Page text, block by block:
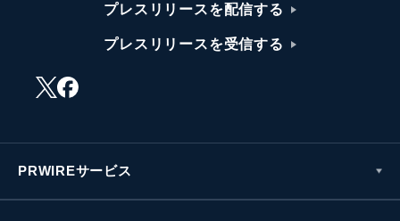
プレスリリースを配信する
プレスリリースを受信する
PRWIREサービス